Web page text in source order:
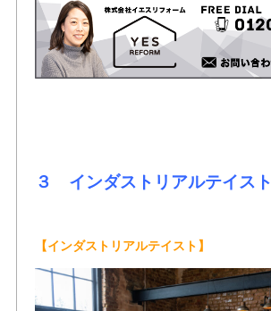
３ インダストリアルテイスト
【インダストリアルテイスト】